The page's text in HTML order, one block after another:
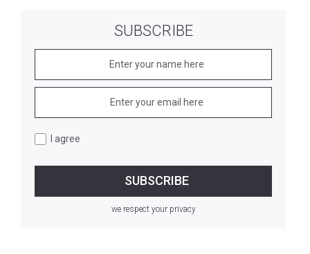
SUBSCRIBE
I agree
we respect your privacy